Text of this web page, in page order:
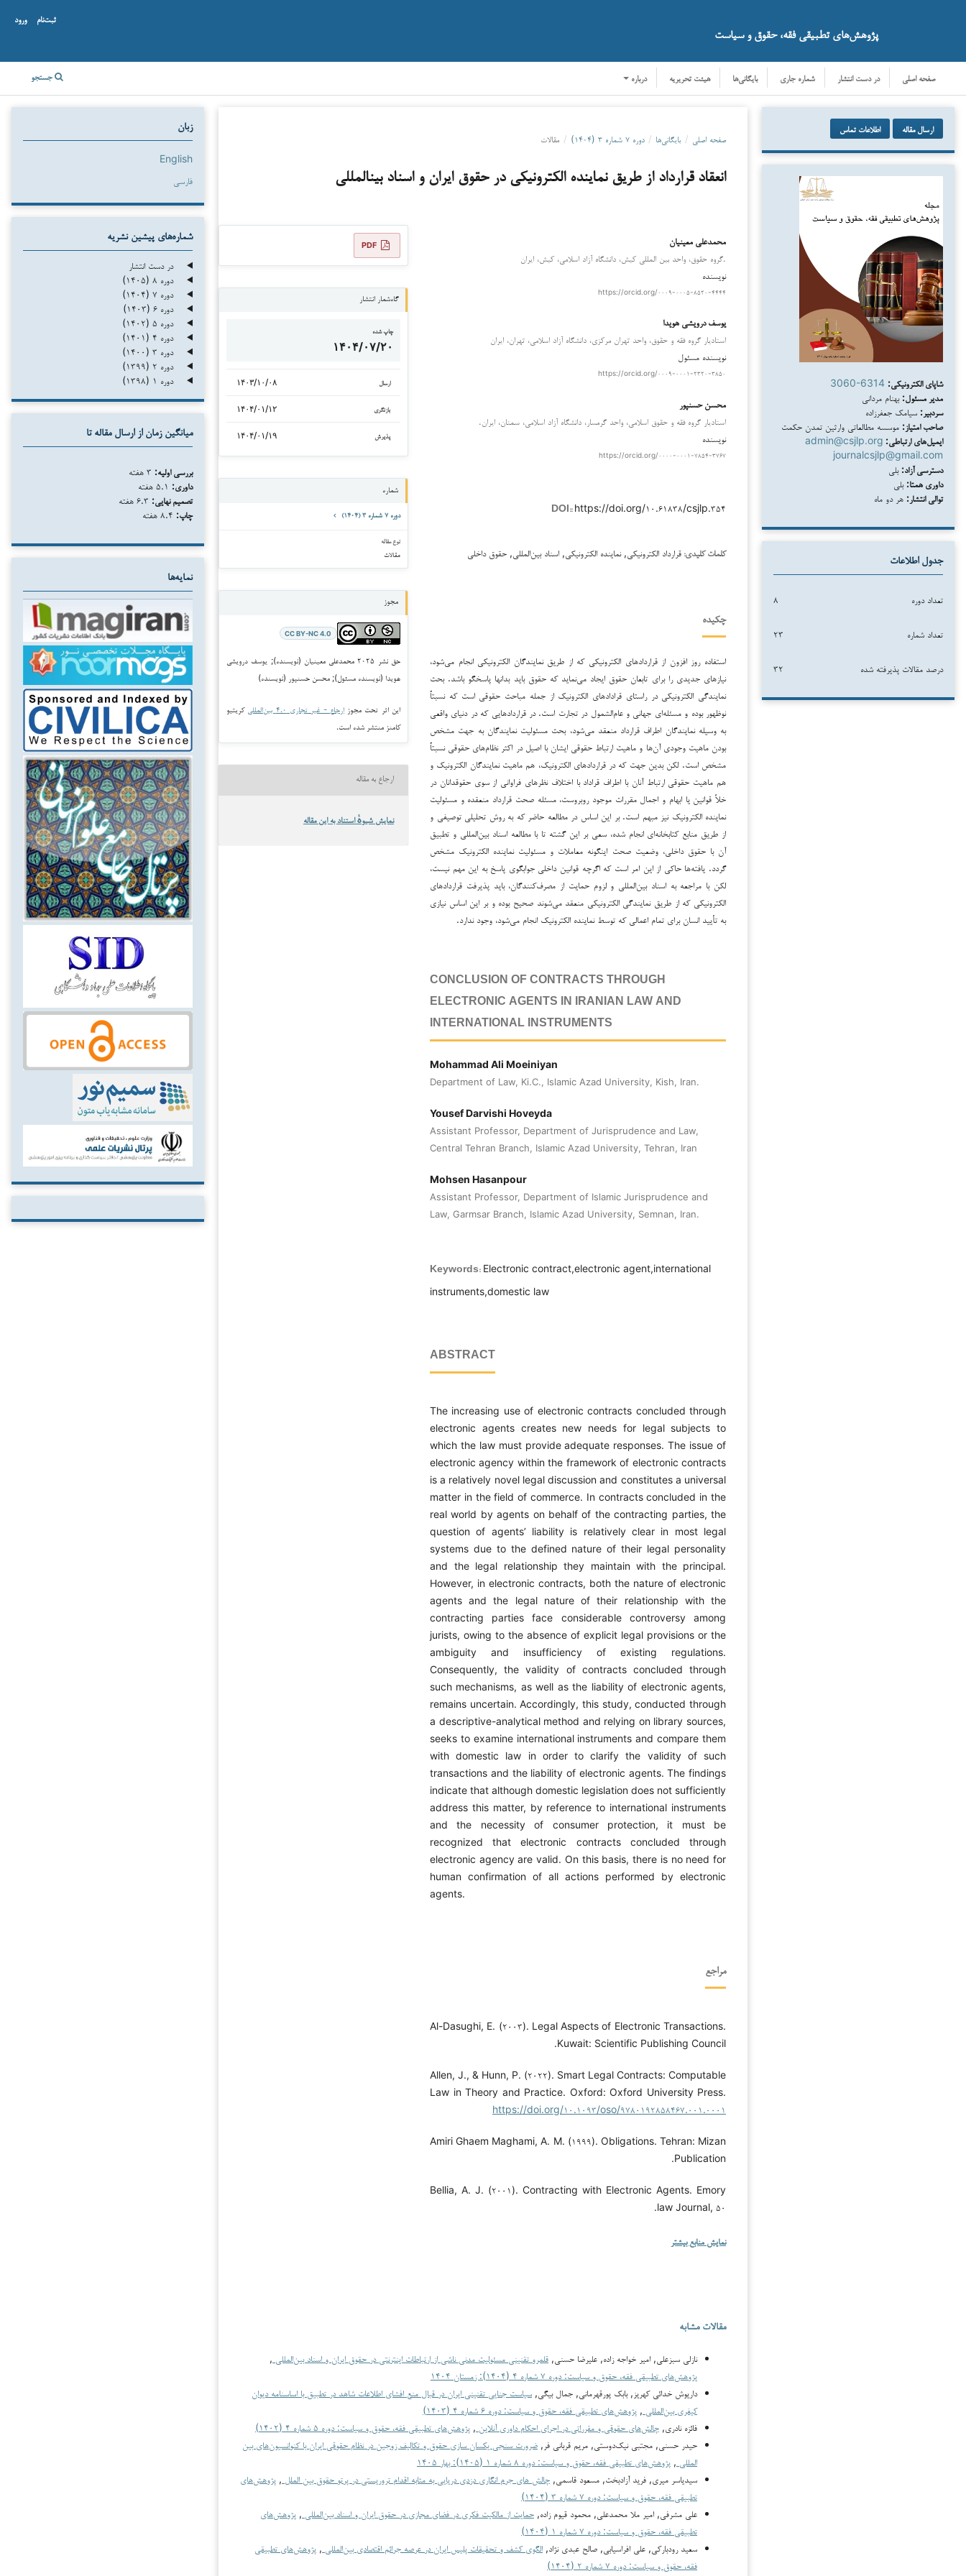
پژوهش‌های تطبیقی فقه، حقوق و سیاست
صفحه اصلی در دست انتشار شماره جاری بایگانی‌ها هیئت تحریریه درباره جستجو
ثبت‌نام ورود
ارسال مقاله اطلاعات تماس
شاپای الکترونیکی: 3060-6314
مدیر مسئول: بهنام مردانی
سردبیر: سیامک جعفرزاده
صاحب امتیاز: موسسه مطالعاتی وارثین تمدن حکمت
ایمیل‌های ارتباطی: admin@csjlp.org
journalcsjlp@gmail.com
دسترسی آزاد: بلی
داوری همتا: بلی
توالی انتشار: هر دو ماه
جدول اطلاعات
تعداد دوره ۸
تعداد شماره ۲۳
درصد مقالات پذیرفته شده ۳۲
صفحه اصلی / بایگانی‌ها / دوره ۷ شماره ۳ (۱۴۰۴) / مقالات
انعقاد قرارداد از طریق نماینده الکترونیکی در حقوق ایران و اسناد بین­المللی
محمدعلی معینیان
.گروه حقوق، واحد بین المللی کیش، دانشگاه آزاد اسلامی، کیش، ایران
نویسنده
https://orcid.org/۰۰۰۹-۰۰۰۵-۸۵۲۰-۴۴۴۴
یوسف درویشی هویدا
استادیار گروه فقه و حقوق، واحد تهران مرکزی، دانشگاه آزاد اسلامی، تهران، ایران
نویسنده مسئول
https://orcid.org/۰۰۰۹-۰۰۰۱-۲۳۲۰-۳۸۵۰
محسن حسن‏پور
استادیار گروه فقه و حقوق اسلامی، واحد گرمسار، دانشگاه آزاد اسلامی، سمنان، ایران.
نویسنده
https://orcid.org/۰۰۰۰-۰۰۰۱-۷۸۵۴-۳۷۶۷
DOI:: https://doi.org/۱۰.۶۱۸۳۸/csjlp.۳۵۴
کلمات کلیدی: قرارداد الکترونیکی, نماینده الکترونیکی, اسناد بین‌المللی, حقوق داخلی
چکیده
استفاده روز افزون از قراردادهای الکترونیکی که از طریق نمایندگان الکترونیکی انجام می‌شود،
نیازهای جدیدی را برای تابعان حقوق ایجاد می‌نماید که حقوق باید بدانها پاسخگو باشد. بحث
نمایندگی الکترونیکی در راستای قرادادهای الکترونیک از جمله مباحث حقوقی است که نسبتاً
نوظهور بوده و مسئله‌ای جهانی و عام‌الشمول در تجارت است. در قراردادهایی که در دنیای واقعی
به وسیله نمایندگان اطراف قرارداد منعقد می‌شود، بحث مسئولیت نمایندگان به جهت مشخص
بودن ماهیت وجودی آن‌ها و ماهیت ارتباط حقوقی ایشان با اصیل در اکثر نظام‌های حقوقی نسبتاً
مشخص است. لکن بدین جهت که در قراردادهای الکترونیک، هم ماهیت نمایندگان الکترونیک و
هم ماهیت حقوقی ارتباط آنان با اطراف قراداد با اختلاف نظرهای فراوانی از سوی حقوقدانان در
خلأ قوانین یا ابهام و اجمال مقررات موجود روبروست، مسئله صحت قرارداد منعقده و مسئولیت
نماینده الکترونیک نیز مبهم است. بر این اساس در مطالعه حاضر که به روش تحلیلی توصیفی و
از طریق منابع کتابخانه‌ای انجام شده، سعی بر این گشته تا با مطالعه اسناد بین‌المللی و تطبیق
آن با حقوق داخلی، وضعیت صحت اینگونه معاملات و مسئولیت نماینده الکترونیک مشخص
گردد. یافته‌ها حاکی از این امر است که اگرچه قوانین داخلی جوابگوی پاسخ به این مهم نیست،
لکن با مراجعه به اسناد بین‌المللی و لزوم حمایت از مصرف‌کنندگان، باید پذیرفت قراردادهای
الکترونیکی که از طریق نمایندگی الکترونیکی منعقد می‌شوند صحیح بوده و بر این اساس نیازی
به تأیید انسان برای تمام اعمالی که توسط نماینده الکترونیک انجام می‌شود، وجود ندارد.
CONCLUSION OF CONTRACTS THROUGH
ELECTRONIC AGENTS IN IRANIAN LAW AND
INTERNATIONAL INSTRUMENTS
Mohammad Ali Moeiniyan
Department of Law, Ki.C., Islamic Azad University, Kish, Iran.
Yousef Darvishi Hoveyda
Assistant Professor, Department of Jurisprudence and Law,
Central Tehran Branch, Islamic Azad University, Tehran, Iran
Mohsen Hasanpour
Assistant Professor, Department of Islamic Jurisprudence and
Law, Garmsar Branch, Islamic Azad University, Semnan, Iran.
Keywords: Electronic contract,electronic agent,international
instruments,domestic law
ABSTRACT
The increasing use of electronic contracts concluded through
electronic agents creates new needs for legal subjects to
which the law must provide adequate responses. The issue of
electronic agency within the framework of electronic contracts
is a relatively novel legal discussion and constitutes a universal
matter in the field of commerce. In contracts concluded in the
real world by agents on behalf of the contracting parties, the
question of agents’ liability is relatively clear in most legal
systems due to the defined nature of their legal personality
and the legal relationship they maintain with the principal.
However, in electronic contracts, both the nature of electronic
agents and the legal nature of their relationship with the
contracting parties face considerable controversy among
jurists, owing to the absence of explicit legal provisions or the
ambiguity and insufficiency of existing regulations.
Consequently, the validity of contracts concluded through
such mechanisms, as well as the liability of electronic agents,
remains uncertain. Accordingly, this study, conducted through
a descriptive-analytical method and relying on library sources,
seeks to examine international instruments and compare them
with domestic law in order to clarify the validity of such
transactions and the liability of electronic agents. The findings
indicate that although domestic legislation does not sufficiently
address this matter, by reference to international instruments
and the necessity of consumer protection, it must be
recognized that electronic contracts concluded through
electronic agency are valid. On this basis, there is no need for
human confirmation of all actions performed by electronic
agents.
مراجع
Al-Dasughi, E. (۲۰۰۳). Legal Aspects of Electronic Transactions.
Kuwait: Scientific Publishing Council.
Allen, J., & Hunn, P. (۲۰۲۲). Smart Legal Contracts: Computable
Law in Theory and Practice. Oxford: Oxford University Press.
https://doi.org/۱۰.۱۰۹۳/oso/۹۷۸۰۱۹۲۸۵۸۴۶۷.۰۰۱.۰۰۰۱
Amiri Ghaem Maghami, A. M. (۱۹۹۹). Obligations. Tehran: Mizan
Publication.
Bellia, A. J. (۲۰۰۱). Contracting with Electronic Agents. Emory
law Journal, ۵۰.
نمایش منابع بیشتر
دانلود PDF
گاه‌شمار انتشار
چاپ شده
۱۴۰۴/۰۷/۲۰
ارسال ۱۴۰۳/۱۰/۰۸
بازنگری ۱۴۰۴/۰۱/۱۲
پذیرش ۱۴۰۴/۰۱/۱۹
شماره
دوره ۷ شماره ۳ (۱۴۰۴)
نوع مقاله
مقالات
مجوز
CC BY-NC 4.0
حق نشر ۲۰۲۵ محمدعلی معینیان (نویسنده); یوسف درویشی
هویدا (نویسنده مسئول); محسن حسن‏پور (نویسنده)
این اثر تحت مجوزارجاع - غیر تجاری ۴.۰ بین‌المللی
کریتیو
کامنز منتشر شده است.
ارجاع به مقاله
نمایش شیوهٔ استناد به این مقاله
مقالات مشابه
نازلی سبزعلی, امیر خواجه زاده, علیرضا حسنی, قلمرو تقنینی مسئولیت مدنی ناشی از ارتباطات اینترنتی در حقوق ایران و اسناد بین‌المللی ,
پژوهش‌های تطبیقی فقه، حقوق و سیاست: دوره ۷ شماره ۴ (۱۴۰۴): زمستان ۱۴۰۴
داریوش خدائی کهریز, بابک پورقهرمانی, جمال بیگی, سیاست جنایی تقنینی ایران در قبال منع افشای اطلاعات شاهد در تطبیق با اساسنامه دیوان
کیفری بین‌المللی , پژوهش‌های تطبیقی فقه، حقوق و سیاست: دوره ۶ شماره ۴ (۱۴۰۳)
فائزه نادری, چالش‌های حقوقی و مقرراتی در اجرای احکام داوری آنلاین , پژوهش‌های تطبیقی فقه، حقوق و سیاست: دوره ۵ شماره ۴ (۱۴۰۲)
حیدر حسنی, مجتبی نیک‌دوستی, مریم قربانی فر, ضرورت سنجی یکسان سازی حقوق و تکالیف زوجین در نظام حقوقی ایران با کنوانسیون‌های بین
المللی , پژوهش‌های تطبیقی فقه، حقوق و سیاست: دوره ۸ شماره ۱ (۱۴۰۵): بهار ۱۴۰۵
سیدیاسر میری, فرید آزادبخت, مسعود قاسمی, چالش های جرم انگاری دزدی دریایی به مثابه اقدام تروریستی در پرتو حقوق بین الملل , پژوهش‌های
تطبیقی فقه، حقوق و سیاست: دوره ۷ شماره ۳ (۱۴۰۴)
علی مشرفی, امیر ملا محمدعلی, محمود قیوم زاده, حمایت از مالکیت فکری در فضای مجازی در حقوق ایران و اسناد بین‌المللی , پژوهش‌های
تطبیقی فقه، حقوق و سیاست: دوره ۷ شماره ۱ (۱۴۰۴)
سعید رودبارکی, علی افراسیابی, صالح عبدی نژاد, الگوی کشف و تحقیقات پلیس ایران در عرصه جرائم اقتصادی بین‌المللی , پژوهش‌های تطبیقی
فقه، حقوق و سیاست: دوره ۷ شماره ۲ (۱۴۰۴)
زبان
English
فارسی
شماره‌های پیشین نشریه
در دست انتشار
دوره ۸ (۱۴۰۵)
دوره ۷ (۱۴۰۴)
دوره ۶ (۱۴۰۳)
دوره ۵ (۱۴۰۲)
دوره ۴ (۱۴۰۱)
دوره ۳ (۱۴۰۰)
دوره ۲ (۱۳۹۹)
دوره ۱ (۱۳۹۸)
میانگین زمان از ارسال مقاله تا
بررسی اولیه:
داوری:
تصمیم نهایی:
چاپ:
نمایه‌ها